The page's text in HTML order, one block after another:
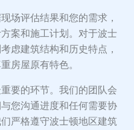
场评估结果和您的需求，
案和施工计划。对于波士
虑建筑结构和历史特点，
房屋原有特色。
要的环节。我们的团队会
您沟通进度和任何需要协
严格遵守波士顿地区建筑